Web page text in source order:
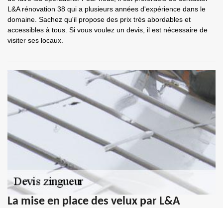
L&A rénovation 38 qui a plusieurs années d'expérience dans le
domaine. Sachez qu'il propose des prix très abordables et
accessibles à tous. Si vous voulez un devis, il est nécessaire de
visiter ses locaux.
La mise en place des velux par L&A